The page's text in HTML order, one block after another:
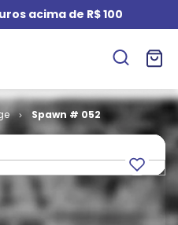
acima de R$ 100
Spawn # 052